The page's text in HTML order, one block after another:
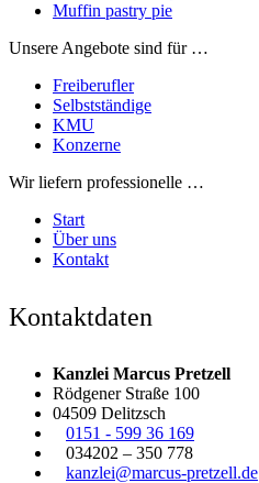
Muffin pastry pie
Unsere Angebote sind für …
Freiberufler
Selbstständige
KMU
Konzerne
Wir liefern professionelle …
Start
Über uns
Kontakt
Kontaktdaten
Kanzlei Marcus Pretzell
Rödgener Straße 100
04509 Delitzsch
0151 - 599 36 169
034202 – 350 778
kanzlei@marcus-pretzell.de